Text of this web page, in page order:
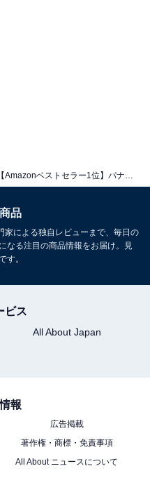
ニック 除毛器 フェリエ
ライ剃り 乾電池式 グレー
見る
品
による独自レビューまで、毎日の
なる注目の商品情報をお届け。見
す。
ビス
All About Japan
報
広告掲載
著作権・商標・免責事項
All About ニュースについて